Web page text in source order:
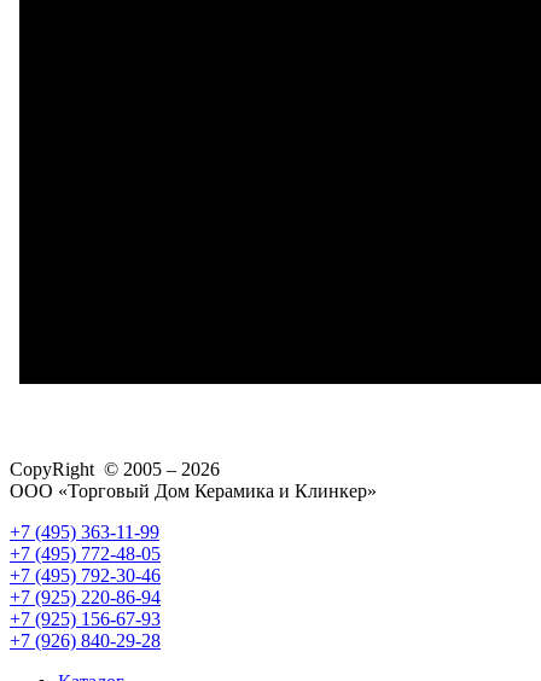
CopyRight © 2005 – 2026
ООО «Торговый Дом Керамика и Клинкер»
+7 (495) 363-11-99
+7 (495) 772-48-05
+7 (495) 792-30-46
+7 (925) 220-86-94
+7 (925) 156-67-93
+7 (926) 840-29-28